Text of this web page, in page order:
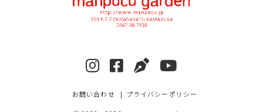
お問い合わせ プライバシーポリシー